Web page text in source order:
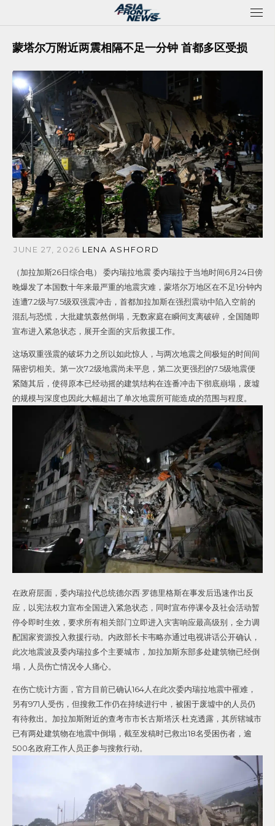
蒙塔尔万附近两震相隔不足一分钟 首都多区受损
JUNE 27, 2026 LENA ASHFORD
（加拉加斯26日综合电） 委内瑞拉地震 委内瑞拉于当地时间6月24日傍
晚爆发了本国数十年来最严重的地震灾难，蒙塔尔万地区在不足1分钟内
连遭7.2级与7.5级双强震冲击，首都加拉加斯在强烈震动中陷入空前的
混乱与恐慌，大批建筑轰然倒塌，无数家庭在瞬间支离破碎，全国随即
宣布进入紧急状态，展开全面的灾后救援工作。
这场双重强震的破坏力之所以如此惊人，与两次地震之间极短的时间间
隔密切相关。第一次7.2级地震尚未平息，第二次更强烈的7.5级地震便
紧随其后，使得原本已经动摇的建筑结构在连番冲击下彻底崩塌，废墟
的规模与深度也因此大幅超出了单次地震所可能造成的范围与程度。
在政府层面，委内瑞拉代总统德尔西·罗德里格斯在事发后迅速作出反
应，以宪法权力宣布全国进入紧急状态，同时宣布停课令及社会活动暂
停令即时生效，要求所有相关部门立即进入灾害响应最高级别，全力调
配国家资源投入救援行动。内政部长卡韦略亦通过电视讲话公开确认，
此次地震波及委内瑞拉多个主要城市，加拉加斯东部多处建筑物已经倒
塌，人员伤亡情况令人痛心。
在伤亡统计方面，官方目前已确认164人在此次委内瑞拉地震中罹难，
另有971人受伤，但搜救工作仍在持续进行中，被困于废墟中的人员仍
有待救出。加拉加斯附近的查考市市长古斯塔沃·杜克透露，其所辖城市
已有两处建筑物在地震中倒塌，截至发稿时已救出18名受困伤者，逾
500名政府工作人员正参与搜救行动。